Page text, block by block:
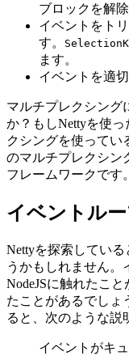
ブロックを解除
イベントをト
す。
ます。
イベントを適
マルチプレクシング
か？もしNettyを使
クシングを使ってい
のマルチプレクシン
フレームワークです。
イベントル
Nettyを探索してい
うかもしれません。
NodeJSに触れたこ
たことがあるでしょ
ると、次のような説
イベントがキ